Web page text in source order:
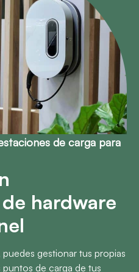
de carga para
hardware
gestionar tus propias
de carga de tus